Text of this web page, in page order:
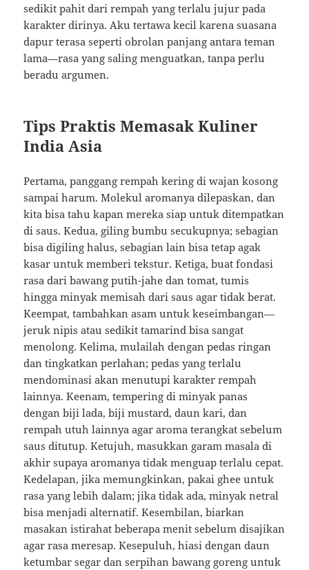
sedikit pahit dari rempah yang terlalu jujur pada
karakter dirinya. Aku tertawa kecil karena suasana
dapur terasa seperti obrolan panjang antara teman
lama—rasa yang saling menguatkan, tanpa perlu
beradu argumen.
Tips Praktis Memasak Kuliner
India Asia
Pertama, panggang rempah kering di wajan kosong
sampai harum. Molekul aromanya dilepaskan, dan
kita bisa tahu kapan mereka siap untuk ditempatkan
di saus. Kedua, giling bumbu secukupnya; sebagian
bisa digiling halus, sebagian lain bisa tetap agak
kasar untuk memberi tekstur. Ketiga, buat fondasi
rasa dari bawang putih-jahe dan tomat, tumis
hingga minyak memisah dari saus agar tidak berat.
Keempat, tambahkan asam untuk keseimbangan—
jeruk nipis atau sedikit tamarind bisa sangat
menolong. Kelima, mulailah dengan pedas ringan
dan tingkatkan perlahan; pedas yang terlalu
mendominasi akan menutupi karakter rempah
lainnya. Keenam, tempering di minyak panas
dengan biji lada, biji mustard, daun kari, dan
rempah utuh lainnya agar aroma terangkat sebelum
saus ditutup. Ketujuh, masukkan garam masala di
akhir supaya aromanya tidak menguap terlalu cepat.
Kedelapan, jika memungkinkan, pakai ghee untuk
rasa yang lebih dalam; jika tidak ada, minyak netral
bisa menjadi alternatif. Kesembilan, biarkan
masakan istirahat beberapa menit sebelum disajikan
agar rasa meresap. Kesepuluh, hiasi dengan daun
ketumbar segar dan serpihan bawang goreng untuk